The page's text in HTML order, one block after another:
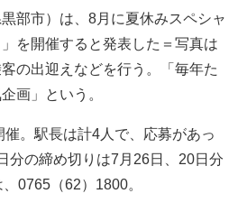
部市）は、8月に夏休みスペシャ
を開催すると発表した＝写真は
の出迎えなどを行う。「毎年た
画」という。
。駅長は計4人で、応募があっ
分の締め切りは7月26日、20日分
0765（62）1800。